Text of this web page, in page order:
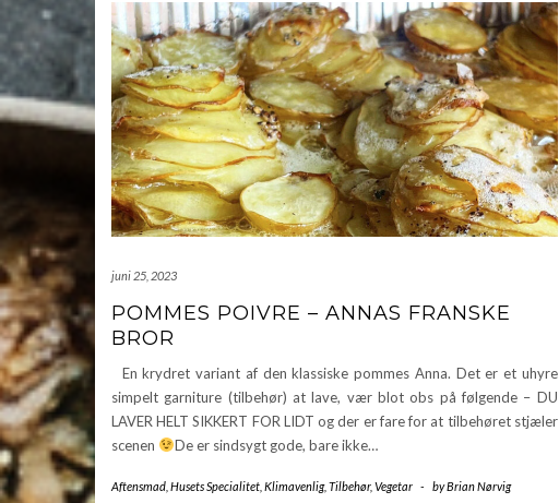
juni 25, 2023
POMMES POIVRE – ANNAS FRANSKE
BROR
En krydret variant af den klassiske pommes Anna. Det er et uhyre
simpelt garniture (tilbehør) at lave, vær blot obs på følgende – DU
LAVER HELT SIKKERT FOR LIDT og der er fare for at tilbehøret stjæler
scenen
De er sindsygt gode, bare ikke…
Aftensmad Husets Specialitet Klimavenlig, Tilbehør, Vegetar - byBrian Nørvig